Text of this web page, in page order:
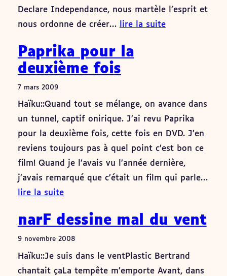
Declare Independance, nous martèle l’esprit et
nous ordonne de créer…
lire la suite
Paprika pour la
deuxième fois
7 mars 2009
Haïku::Quand tout se mélange, on avance dans
un tunnel, captif onirique. J’ai revu Paprika
pour la deuxième fois, cette fois en DVD. J’en
reviens toujours pas à quel point c’est bon ce
film! Quand je l’avais vu l’année dernière,
j’avais remarqué que c’était un film qui parle…
lire la suite
narF dessine mal du vent
9 novembre 2008
Haïku::Je suis dans le ventPlastic Bertrand
chantait çaLa tempête m’emporte Avant, dans